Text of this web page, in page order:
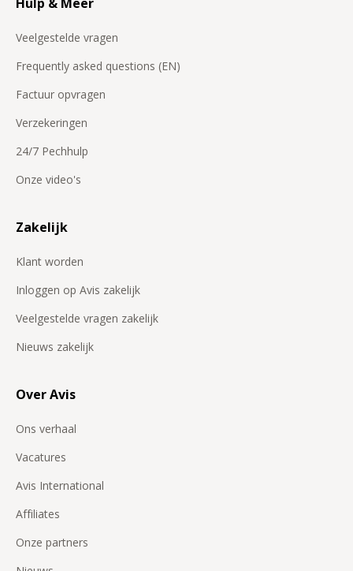
Veelgestelde vragen
Frequently asked questions (EN)
Factuur opvragen
Verzekeringen
24/7 Pechhulp
Onze video's
Zakelijk
Klant worden
Inloggen op Avis zakelijk
Veelgestelde vragen zakelijk
Nieuws zakelijk
Over Avis
Ons verhaal
Vacatures
Avis International
Affiliates
Onze partners